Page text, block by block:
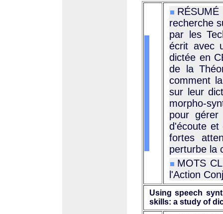
recherche
par les
écrit avec
dictée en
de la
comment
sur leur
morpho-
pour
d'écoute et
fortes
perturbe la
MOTS
l'Action
Using speech
skills: a study of